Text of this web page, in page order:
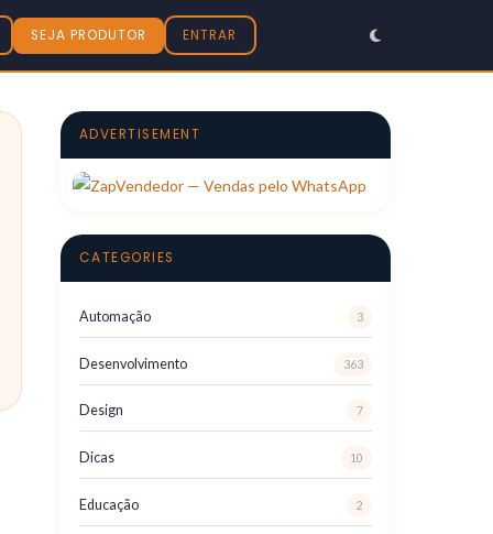
SEJA PRODUTOR ENTRAR
ADVERTISEMENT
CATEGORIES
Automação 3
Desenvolvimento 363
Design 7
Dicas 10
Educação 2